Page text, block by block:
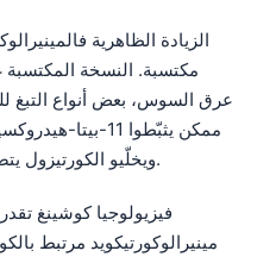
الزيادة الظاهرية
مكتسبة. النسخة المكتسبة
عرق السوس، بعض أنواع التبغ
ويخلّيو الكورتيزول يتصرف كأنه ألدوستيرون فالكِلية.
فيزيولوجيا كوشينغ
مينيرالوكورتيكويد مرتبط